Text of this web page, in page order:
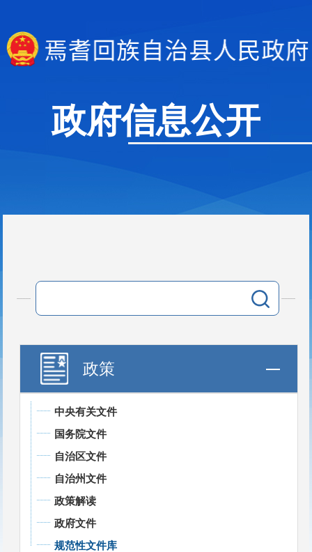
政府信息公开
政策
中央有关文件
国务院文件
自治区文件
自治州文件
政策解读
政府文件
规范性文件库